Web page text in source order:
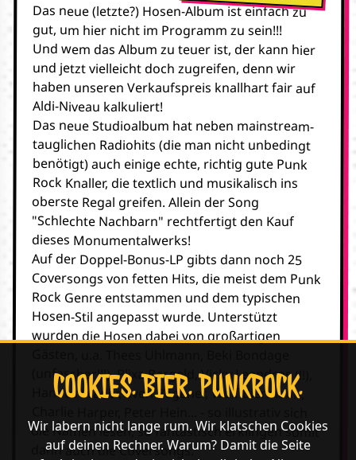
Das neue (letzte?) Hosen-Album ist einfach zu
gut, um hier nicht im Programm zu sein!!!
Und wem das Album zu teuer ist, der kann hier
und jetzt vielleicht doch zugreifen, denn wir
haben unseren Verkaufspreis knallhart fair auf
Aldi-Niveau kalkuliert!
Das neue Studioalbum hat neben mainstream-
tauglichen Radiohits (die man nicht unbedingt
benötigt) auch einige echte, richtig gute Punk
Rock Knaller, die textlich und musikalisch ins
oberste Regal greifen. Allein der Song
"Schlechte Nachbarn" rechtfertigt den Kauf
dieses Monumentalwerks!
Auf der Doppel-Bonus-LP gibts dann noch 25
Coversongs von fetten Hits, die meist dem Punk
Rock Genre entstammen und dem typischen
Hosen-Stil angepasst wurde. Unterstützt
wurden die Hosen dabei von großartigen
(unfassbar!!!), Blixa Bargeld, Vicky Leandros (!!),
Hannes Wader, Sven Regener, Wolf Biermann,
die Namen lesen, so fantastisch erklingen somit
dann auch die Coversongs.
COOKIES. BIER. PUNKROCK.
Wir labern nicht lange rum. Wir klatschen Cookies
auf deinen Rechner. Warum? Damit die Seite